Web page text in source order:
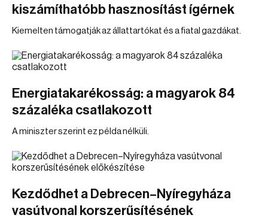
kiszámíthatóbb hasznosítást ígérnek
Kiemelten támogatják az állattartókat és a fiatal gazdákat.
Energiatakarékosság: a magyarok 84
százaléka csatlakozott
A miniszter szerint ez példa nélküli.
Kezdődhet a Debrecen–Nyíregyháza
vasútvonal korszerűsítésének